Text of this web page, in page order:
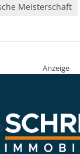
Meisterschaft
Anzeige